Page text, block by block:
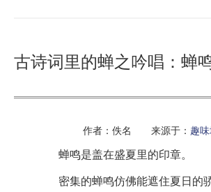
古诗词里的蝉之吟唱：蝉
作者：佚名 来源于： 趣
蝉鸣是盖在盛夏里的印章。
密集的蝉鸣仿佛能遮住夏日的